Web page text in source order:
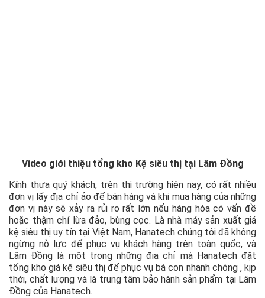
Video giới thiệu tổng kho Kệ siêu thị tại Lâm Đồng
Kính thưa quý khách, trên thị trường hiện nay, có rất nhiều
đơn vị lấy địa chỉ ảo để bán hàng và khi mua hàng của những
đơn vị này sẽ xảy ra rủi ro rất lớn nếu hàng hóa có vấn đề
hoặc thậm chí lừa đảo, bùng cọc. Là nhà máy sản xuất giá
kệ siêu thị uy tín tại Việt Nam, Hanatech chúng tôi đã không
ngừng nỗ lực để phục vụ khách hàng trên toàn quốc, và
Lâm Đồng là một trong những địa chỉ mà Hanatech đặt
tổng kho giá kệ siêu thị để phục vụ bà con nhanh chóng , kịp
thời, chất lượng và là trung tâm bảo hành sản phẩm tại Lâm
Đồng của Hanatech.